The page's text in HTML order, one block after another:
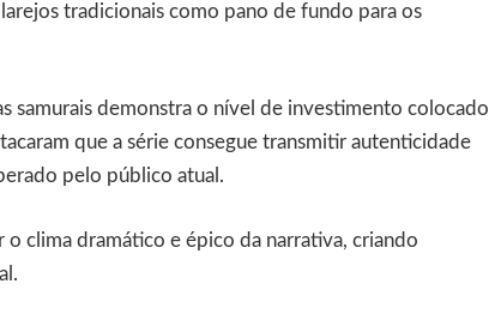
tradicionais como pano de fundo para os
samurais demonstra o nível de investimento colocado
que a série consegue transmitir autenticidade
pelo público atual.
clima dramático e épico da narrativa, criando